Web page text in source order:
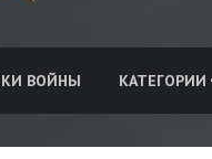
ВОЙНЫ КАТЕГОРИИ